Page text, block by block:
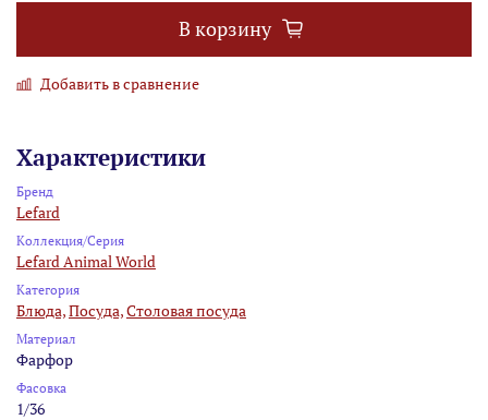
В корзину
Добавить в сравнение
Характеристики
Бренд
Lefard
Коллекция/Серия
Lefard Animal World
Категория
Блюда,Посуда,Столовая посуда
Материал
Фарфор
Фасовка
1/36